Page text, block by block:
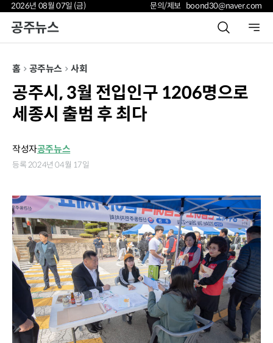
2026년 08월 07일 (금) 문의/제보 boond30@naver.com
공주뉴스
홈 공주뉴스 사회
공주시, 3월 전입인구 1206명으로
세종시 출범 후 최다
작성자공주뉴스
등록 2024년 04월 17일